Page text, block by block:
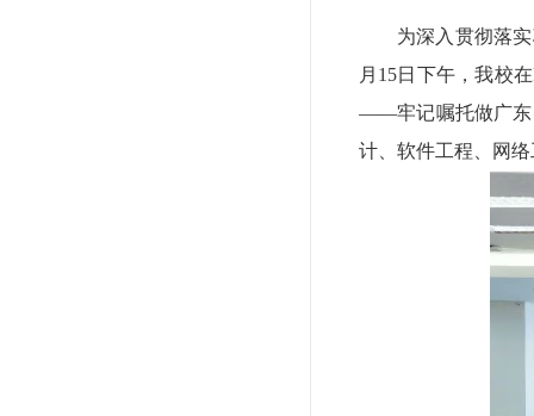
为深入贯彻落
月15日下午，我校
——牢记嘱托做广东
计、软件工程、网